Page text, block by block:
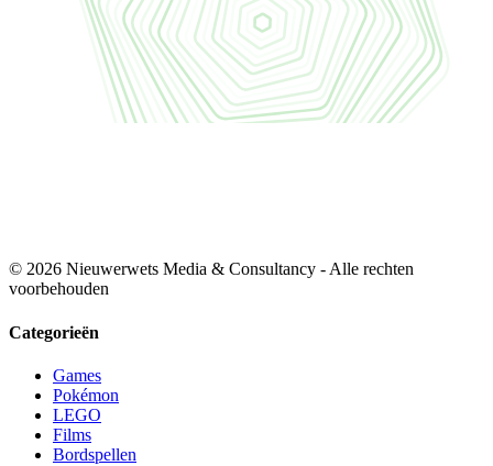
© 2026 Nieuwerwets Media & Consultancy - Alle rechten
voorbehouden
Categorieën
Games
Pokémon
LEGO
Films
Bordspellen